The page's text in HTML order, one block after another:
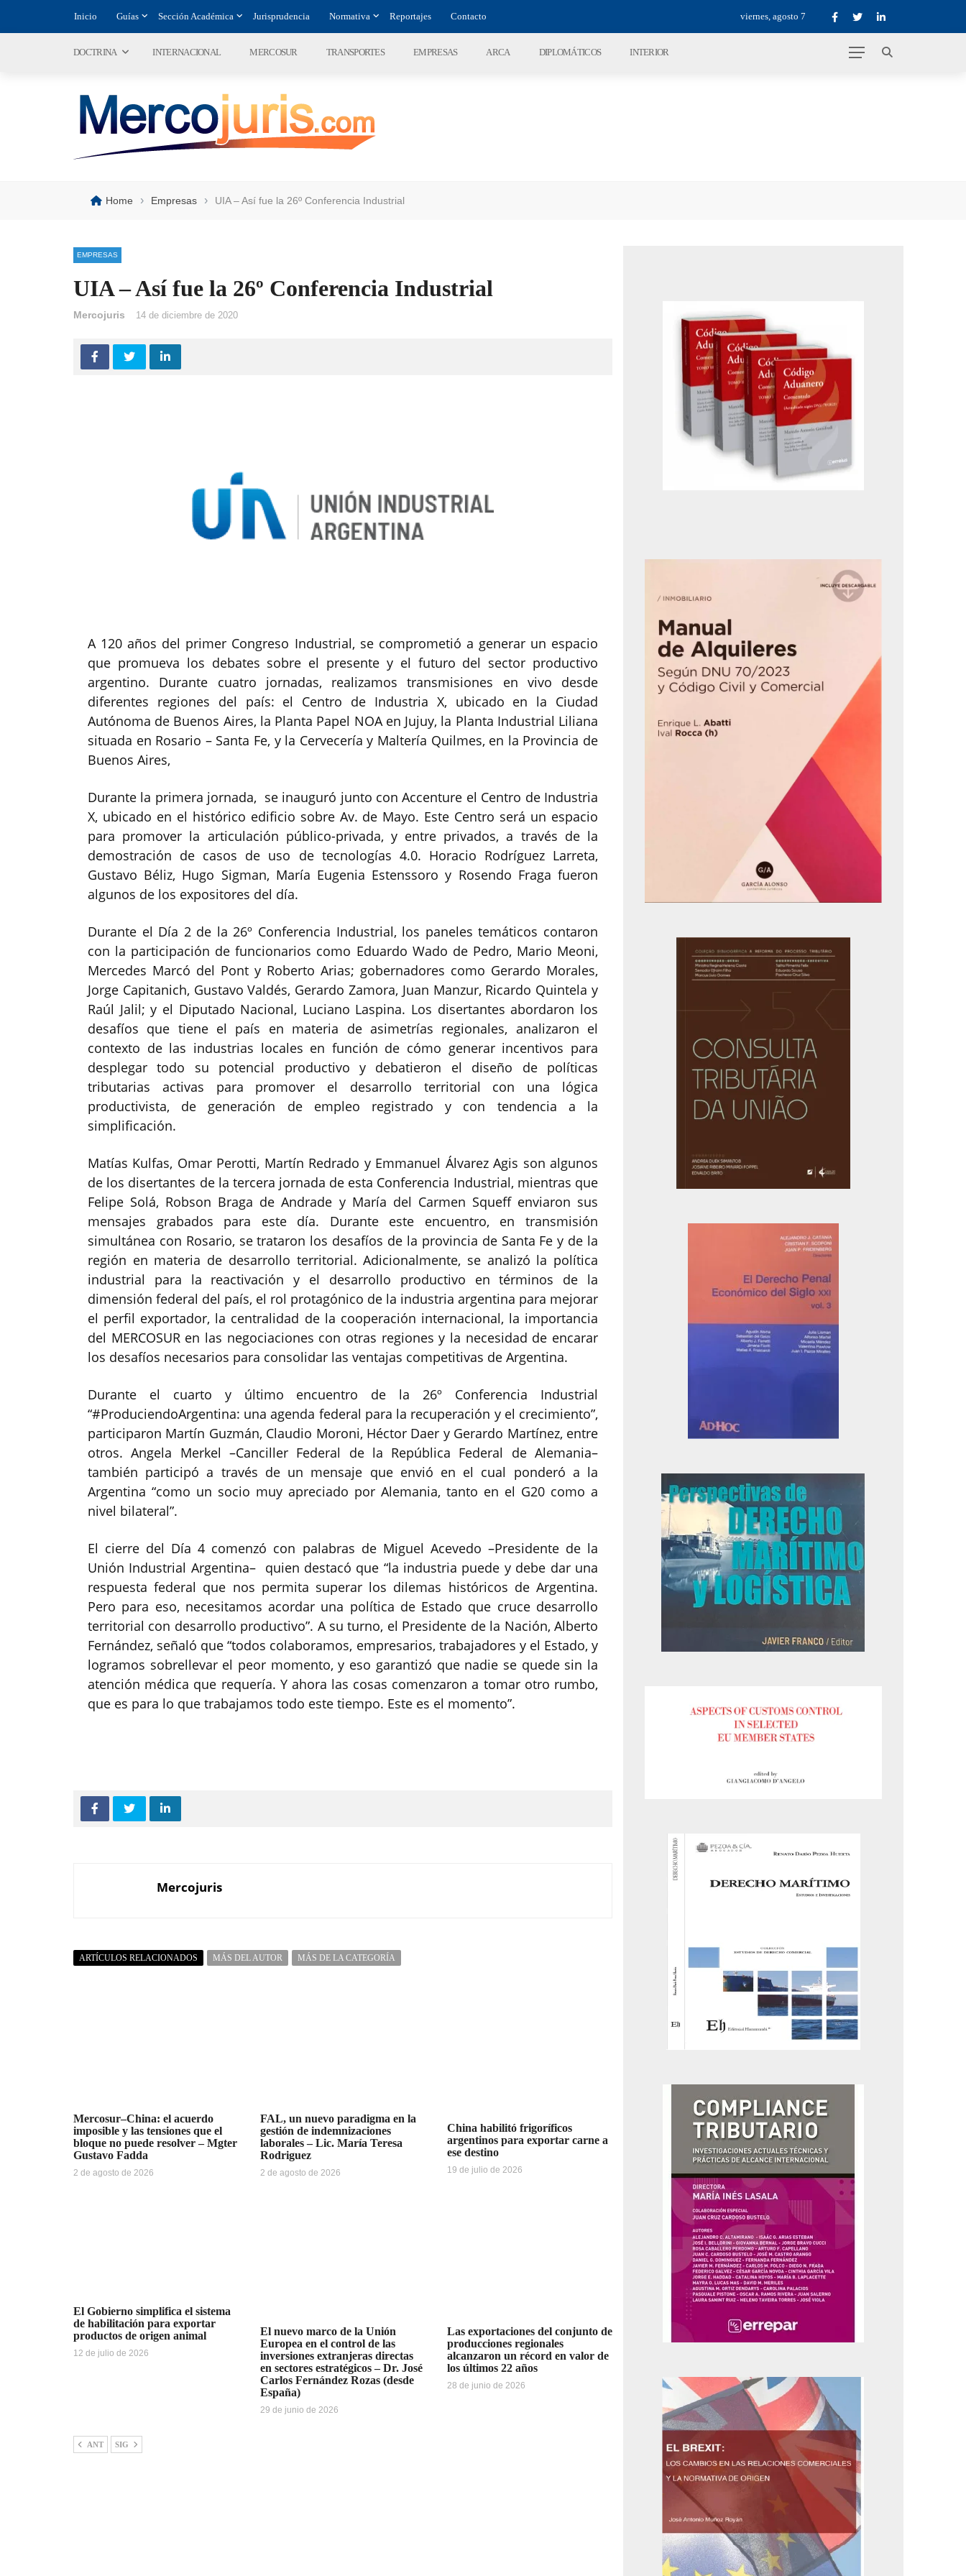
Inicio Guías Sección Académica Jurisprudencia Normativa Reportajes Contacto viernes, agosto 7
DOCTRINA INTERNACIONAL MERCOSUR TRANSPORTES EMPRESAS ARCA DIPLOMÁTICOS INTERIOR
Home › Empresas › UIA – Así fue la 26º Conferencia Industrial
EMPRESAS
UIA – Así fue la 26º Conferencia Industrial
Mercojuris 14 de diciembre de 2020
A 120 años del primer Congreso Industrial, se comprometió a generar un espacio
que promueva los debates sobre el presente y el futuro del sector productivo
argentino. Durante cuatro jornadas, realizamos transmisiones en vivo desde
diferentes regiones del país: el Centro de Industria X, ubicado en la Ciudad
Autónoma de Buenos Aires, la Planta Papel NOA en Jujuy, la Planta Industrial Liliana
situada en Rosario – Santa Fe, y la Cervecería y Maltería Quilmes, en la Provincia de
Buenos Aires,
Durante la primera jornada, se inauguró junto con Accenture el Centro de Industria
X, ubicado en el histórico edificio sobre Av. de Mayo. Este Centro será un espacio
para promover la articulación público-privada, y entre privados, a través de la
demostración de casos de uso de tecnologías 4.0. Horacio Rodríguez Larreta,
Gustavo Béliz, Hugo Sigman, María Eugenia Estenssoro y Rosendo Fraga fueron
algunos de los expositores del día.
Durante el Día 2 de la 26º Conferencia Industrial, los paneles temáticos contaron
con la participación de funcionarios como Eduardo Wado de Pedro, Mario Meoni,
Mercedes Marcó del Pont y Roberto Arias; gobernadores como Gerardo Morales,
Jorge Capitanich, Gustavo Valdés, Gerardo Zamora, Juan Manzur, Ricardo Quintela y
Raúl Jalil; y el Diputado Nacional, Luciano Laspina. Los disertantes abordaron los
desafíos que tiene el país en materia de asimetrías regionales, analizaron el
contexto de las industrias locales en función de cómo generar incentivos para
desplegar todo su potencial productivo y debatieron el diseño de políticas
tributarias activas para promover el desarrollo territorial con una lógica
productivista, de generación de empleo registrado y con tendencia a la
simplificación.
Matías Kulfas, Omar Perotti, Martín Redrado y Emmanuel Álvarez Agis son algunos
de los disertantes de la tercera jornada de esta Conferencia Industrial, mientras que
Felipe Solá, Robson Braga de Andrade y María del Carmen Squeff enviaron sus
mensajes grabados para este día. Durante este encuentro, en transmisión
simultánea con Rosario, se trataron los desafíos de la provincia de Santa Fe y de la
región en materia de desarrollo territorial. Adicionalmente, se analizó la política
industrial para la reactivación y el desarrollo productivo en términos de la
dimensión federal del país, el rol protagónico de la industria argentina para mejorar
el perfil exportador, la centralidad de la cooperación internacional, la importancia
del MERCOSUR en las negociaciones con otras regiones y la necesidad de encarar
los desafíos necesarios para consolidar las ventajas competitivas de Argentina.
Durante el cuarto y último encuentro de la 26º Conferencia Industrial
“#ProduciendoArgentina: una agenda federal para la recuperación y el crecimiento”,
participaron Martín Guzmán, Claudio Moroni, Héctor Daer y Gerardo Martínez, entre
otros. Angela Merkel –Canciller Federal de la República Federal de Alemania–
también participó a través de un mensaje que envió en el cual ponderó a la
Argentina “como un socio muy apreciado por Alemania, tanto en el G20 como a
nivel bilateral”.
El cierre del Día 4 comenzó con palabras de Miguel Acevedo –Presidente de la
Unión Industrial Argentina– quien destacó que “la industria puede y debe dar una
respuesta federal que nos permita superar los dilemas históricos de Argentina.
Pero para eso, necesitamos acordar una política de Estado que cruce desarrollo
territorial con desarrollo productivo”. A su turno, el Presidente de la Nación, Alberto
Fernández, señaló que “todos colaboramos, empresarios, trabajadores y el Estado, y
logramos sobrellevar el peor momento, y eso garantizó que nadie se quede sin la
atención médica que requería. Y ahora las cosas comenzaron a tomar otro rumbo,
que es para lo que trabajamos todo este tiempo. Este es el momento”.
Mercojuris
ARTÍCULOS RELACIONADOS MÁS DEL AUTOR MÁS DE LA CATEGORÍA
Mercosur–China: el acuerdo
imposible y las tensiones que el
bloque no puede resolver – Mgter
Gustavo Fadda
2 de agosto de 2026
FAL, un nuevo paradigma en la
gestión de indemnizaciones
laborales – Lic. María Teresa
Rodriguez
2 de agosto de 2026
China habilitó frigoríficos
argentinos para exportar carne a
ese destino
19 de julio de 2026
El Gobierno simplifica el sistema
de habilitación para exportar
productos de origen animal
12 de julio de 2026
El nuevo marco de la Unión
Europea en el control de las
inversiones extranjeras directas
en sectores estratégicos – Dr. José
Carlos Fernández Rozas (desde
España)
29 de junio de 2026
Las exportaciones del conjunto de
producciones regionales
alcanzaron un récord en valor de
los últimos 22 años
28 de junio de 2026
ANT SIG